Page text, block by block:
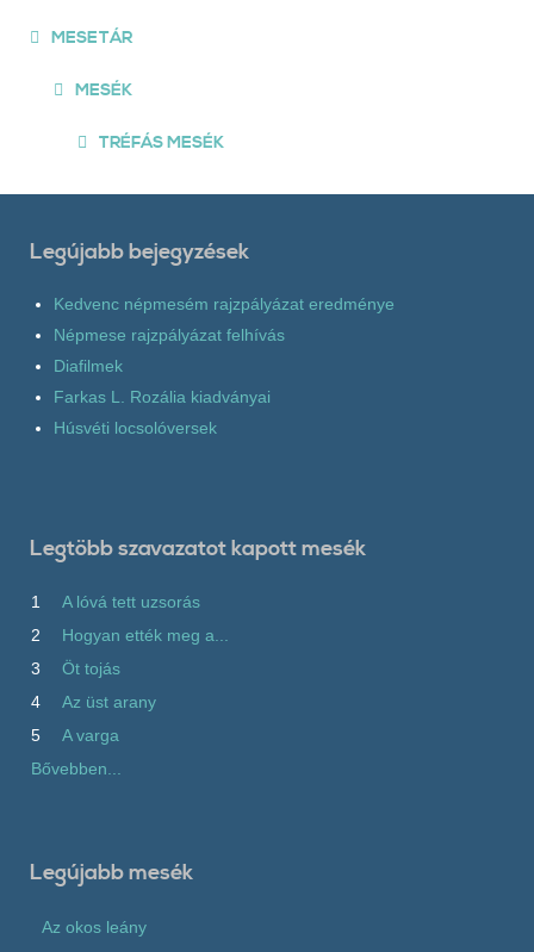
MESETÁR
MESÉK
TRÉFÁS MESÉK
Legújabb bejegyzések
Kedvenc népmesém rajzpályázat eredménye
Népmese rajzpályázat felhívás
Diafilmek
Farkas L. Rozália kiadványai
Húsvéti locsolóversek
Legtöbb szavazatot kapott mesék
1
A lóvá tett uzsorás
2
Hogyan ették meg a...
3
Öt tojás
4
Az üst arany
5
A varga
Bővebben...
Legújabb mesék
Az okos leány